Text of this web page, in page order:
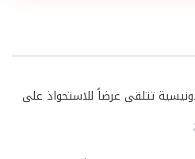
تتلقى عرضاً للاستحواذ على